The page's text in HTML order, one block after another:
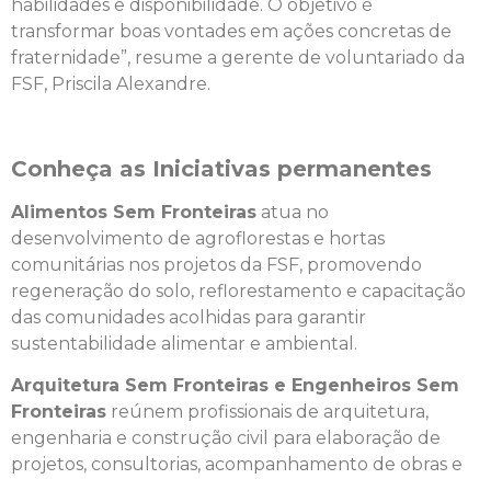
habilidades e disponibilidade. O objetivo é
transformar boas vontades em ações concretas de
fraternidade”, resume a gerente de voluntariado da
FSF, Priscila Alexandre.
Conheça as Iniciativas permanentes
Alimentos Sem Fronteiras atua no
desenvolvimento de agroflorestas e hortas
comunitárias nos projetos da FSF, promovendo
regeneração do solo, reflorestamento e capacitação
das comunidades acolhidas para garantir
sustentabilidade alimentar e ambiental.
Arquitetura Sem Fronteiras e Engenheiros Sem
Fronteiras reúnem profissionais de arquitetura,
engenharia e construção civil para elaboração de
projetos, consultorias, acompanhamento de obras e